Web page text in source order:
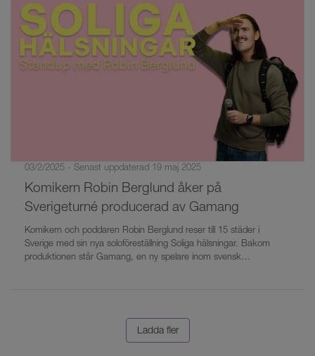
03/2/2025 - Senast uppdaterad 19 maj 2025
Komikern Robin Berglund åker på
Sverigeturné producerad av Gamang
Komikern och poddaren Robin Berglund reser till 15 städer i
Sverige med sin nya soloföreställning Soliga hälsningar. Bakom
produktionen står Gamang, en ny spelare inom svensk
Ladda fler